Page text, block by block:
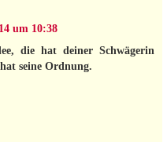
um 10:38
die hat deiner Schwägerin
seine Ordnung.